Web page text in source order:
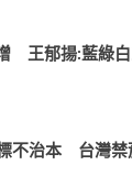
王郁揚:藍綠
不治本 台灣禁